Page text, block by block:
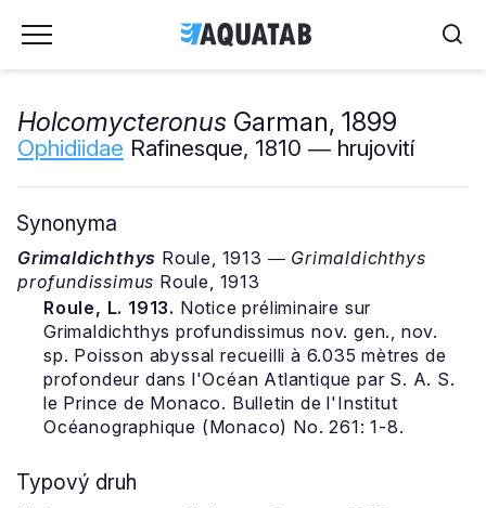
Holcomycteronus Garman, 1899
Ophidiidae Rafinesque, 1810 ― hrujovití
Synonyma
Grimaldichthys Roule, 1913 ― Grimaldichthys
profundissimus Roule, 1913
Roule, L. 1913. Notice préliminaire sur
Grimaldichthys profundissimus nov. gen., nov.
sp. Poisson abyssal recueilli à 6.035 mètres de
profondeur dans l'Océan Atlantique par S. A. S.
le Prince de Monaco. Bulletin de l'Institut
Océanographique (Monaco) No. 261: 1-8.
Typový druh